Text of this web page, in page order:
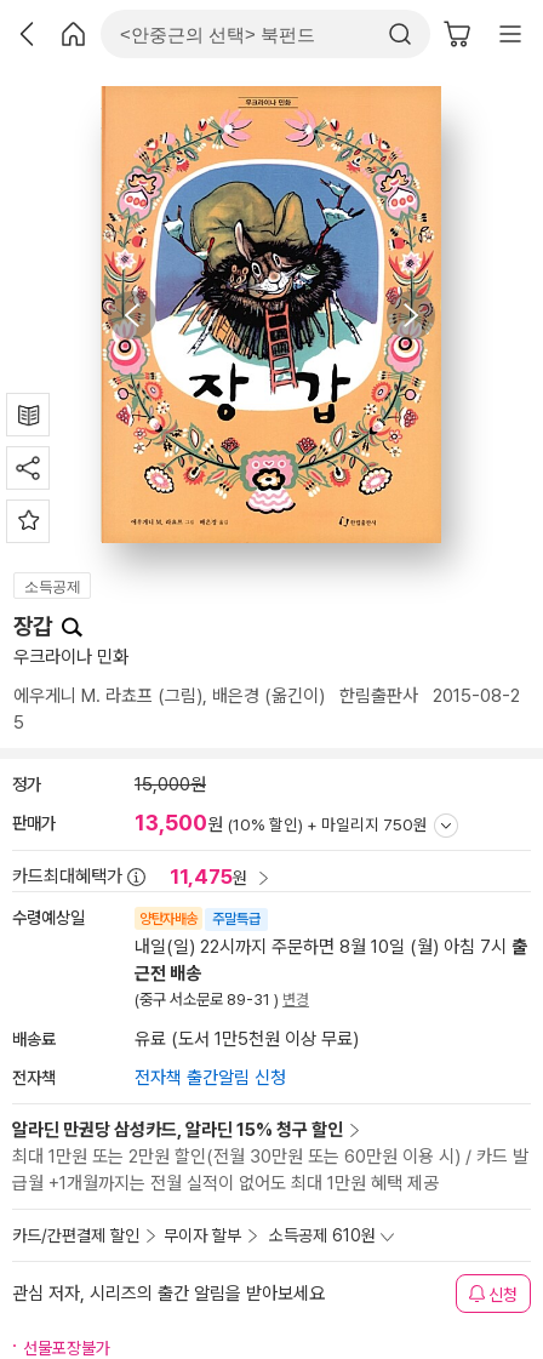
소득공제
장갑
우크라이나 민화
에우게니 M. 라쵸프 (그림), 배은경 (옮긴이) 한림출판사 2015-08-2
5
정가 15,000원
판매가 13,500원 (10% 할인) + 마일리지 750원
카드최대혜택가 11,475원
수령예상일 양탄자배송 주말특급
내일(일) 22시까지 주문하면 8월 10일 (월) 아침 7시 출
근전 배송
(중구 서소문로 89-31 ) 변경
배송료 유료 (도서 1만5천원 이상 무료)
전자책 전자책 출간알림 신청
알라딘 만권당 삼성카드, 알라딘 15% 청구 할인
최대 1만원 또는 2만원 할인(전월 30만원 또는 60만원 이용 시) / 카드 발
급월 +1개월까지는 전월 실적이 없어도 최대 1만원 혜택 제공
카드/간편결제 할인 무이자 할부 소득공제 610원
관심 저자, 시리즈의 출간 알림을 받아보세요 신청
선물포장불가